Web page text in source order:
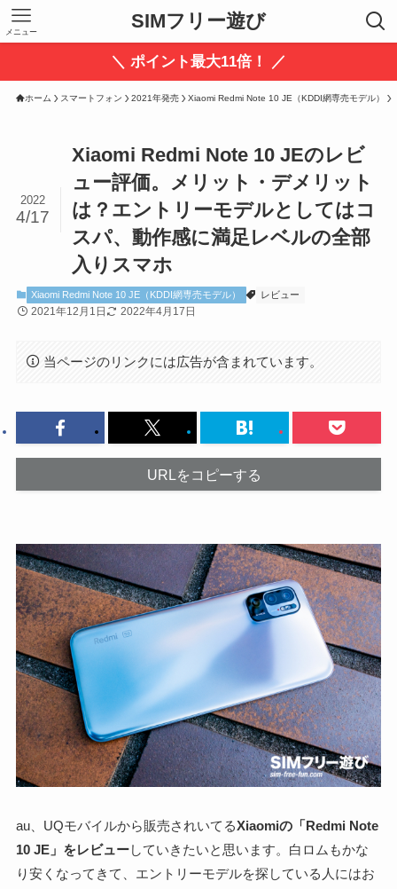
SIMフリー遊び
メニュー
＼ ポイント最大11倍！ ／
ホーム スマートフォン 2021年発売 Xiaomi Redmi Note 10 JE（KDDI網専売モデル）
Xiaomi Redmi Note 10 JEのレビ
ュー評価。メリット・デメリット
は？エントリーモデルとしてはコ
スパ、動作感に満足レベルの全部
入りスマホ
2022
4/17
Xiaomi Redmi Note 10 JE（KDDI網専売モデル） レビュー
2021年12月1日 2022年4月17日
当ページのリンクには広告が含まれています。
URLをコピーする
au、UQモバイルから販売されいてるXiaomiの「Redmi Note
10 JE」をレビューしていきたいと思います。白ロムもかな
り安くなってきて、エントリーモデルを探している人にはお